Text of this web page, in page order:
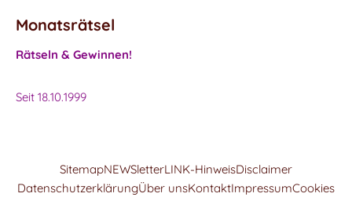
Monatsrätsel
Rätseln & Gewinnen!
Seit 18.10.1999
SitemapNEWSletterLINK-HinweisDisclaimer
DatenschutzerklärungÜber unsKontaktImpressumCookies